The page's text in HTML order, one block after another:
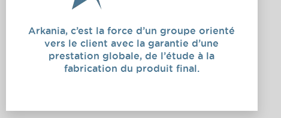
Arkania, c’est la force d’un groupe orienté
vers le client avec la garantie d’une
prestation globale, de l’étude à la
fabrication du produit final.